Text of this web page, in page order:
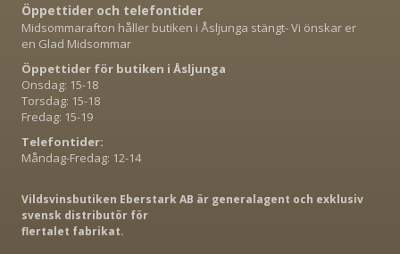
Öppettider och telefontider
Midsommarafton håller butiken i Åsljunga stängt- Vi önskar er
en Glad Midsommar
Öppettider för butiken i Åsljunga
Onsdag: 15-18
Torsdag: 15-18
Fredag: 15-19
Telefontider:
Måndag-Fredag: 12-14
Vildsvinsbutiken Eberstark AB är generalagent och exklusiv
svensk distributör för
flertalet fabrikat.